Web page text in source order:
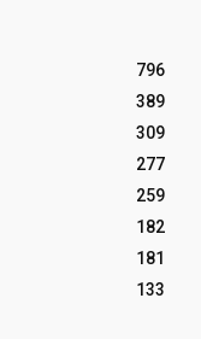
796
389
309
277
259
182
181
133